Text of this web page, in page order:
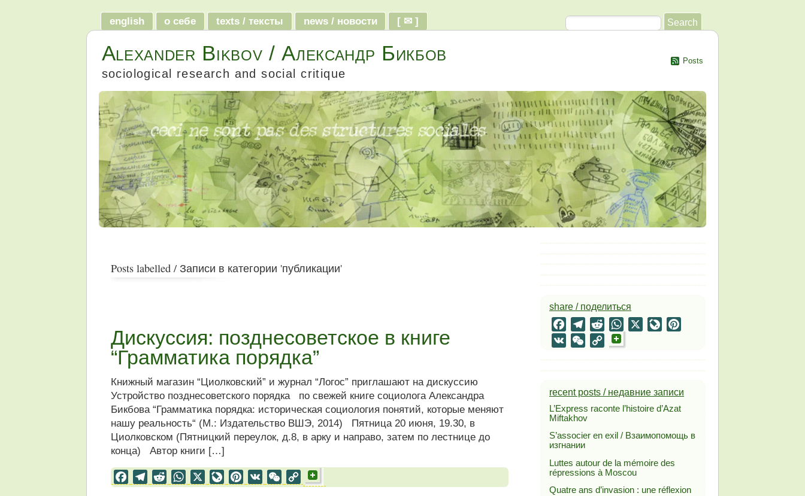
english о себе texts / тексты news / новости [ ✉ ]
Alexander Bikbov / Александр Бикбов
sociological research and social critique
Posts
Posts labelled / Записи в категории 'публикации'
Дискуссия: позднесоветское в книге
“Грамматика порядка”
Книжный магазин “Циолковский” и журнал “Логос” приглашают на дискуссию
Устройство позднесоветского порядка по свежей книге социолога Александра
Бикбова “Грамматика порядка: историческая социология понятий, которые меняют
нашу реальность“ (М.: Издательство ВШЭ, 2014) Пятница 20 июня, 19.30, в
Циолковском (Пятницкий переулок, д.8, в арку и направо, затем по лестнице до
конца) Автор книги […]
FacebookTelegramRedditWhatsApp LiveJournal
Pinterest
VK WeChat
Copy
share / поделиться
FacebookTelegramRedditWhatsApp LiveJournal
VK
WeChat
Copy
recent posts / недавние записи
L’Express raconte l’histoire d’Azat
Miftakhov
S’associer en exil / Взаимопомощь в
изгнании
Luttes autour de la mémoire des
répressions à Moscou
Quatre ans d’invasion : une réflexion